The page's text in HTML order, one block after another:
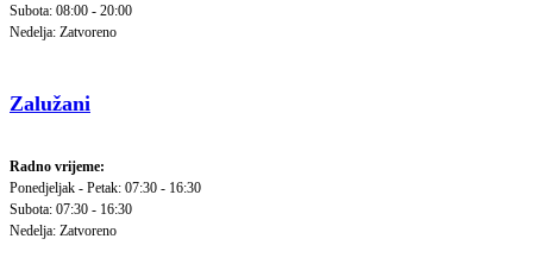
Subota: 08:00 - 20:00
Nedelja: Zatvoreno
Zalužani
Radno vrijeme:
Ponedjeljak - Petak: 07:30 - 16:30
Subota: 07:30 - 16:30
Nedelja: Zatvoreno